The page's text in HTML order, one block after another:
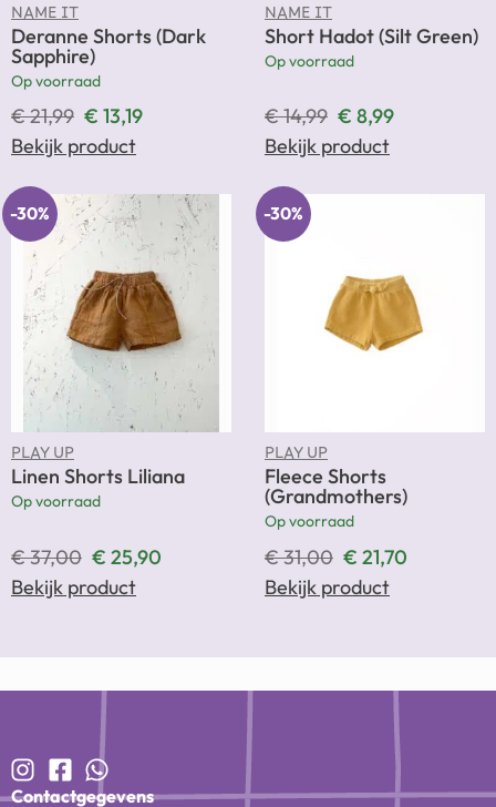
NAME IT
Deranne Shorts (Dark
Sapphire)
Op voorraad
€21,99 € 13,19
Bekijk product
NAME IT
Short Hadot (Silt Green)
Op voorraad
€14,99 € 8,99
Bekijk product
-30%
PLAY UP
Linen Shorts Liliana
Op voorraad
€37,00 € 25,90
Bekijk product
-30%
PLAY UP
Fleece Shorts
(Grandmothers)
Op voorraad
€31,00 € 21,70
Bekijk product
Contactgegevens